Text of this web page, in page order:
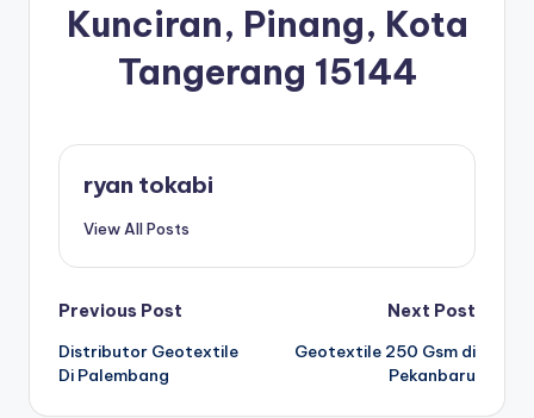
Kunciran, Pinang, Kota
Tangerang 15144
ryan tokabi
View All Posts
Post
navigation
Previous Post
Distributor Geotextile
Di Palembang
Next Post
Geotextile 250 Gsm di
Pekanbaru